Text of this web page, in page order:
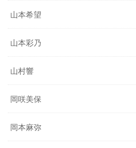
山本希望
山本彩乃
山村響
岡咲美保
岡本麻弥